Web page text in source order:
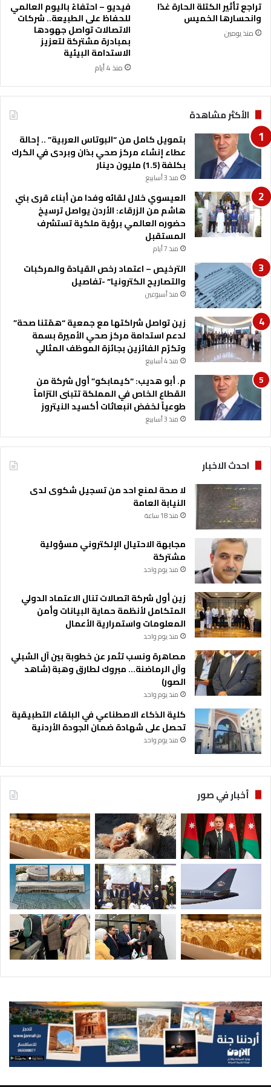
0
2
6
ل
ت
ع
ا
و
ن
م
ع
أ
س
ط
و
ر
ك
ر
ة
ا
ل
ق
د
م
ا
ل
أ
ر
ج
ت
ي
ن
ي
ة
س
ا
ف
ل
ا
ل
ع
م
ا
ل
م
و
ا
ه
ب
ا
ل
ك
ر
و
ي
ة
ش
ا
د
ا
ع
د
س
ة
ح
ب
ر
ا
ص
ا
ل
ث
ن
و
ي
ة
ل
ل
ب
ن
ا
ت
تراجع تأثير الكتلة الحارة غدًا
وانحسارها الخميس
منذ يومين
فيديو – احتفاءً باليوم العالمي
للحفاظ على الطبيعة.. شركات
الاتصالات تواصل جهودها
بمبادرة مشتركة لتعزيز
الاستدامة البيئية
منذ 4 أيام
الأكثر مشاهدة
بتمويل كامل من “البوتاس العربية” .. إحالة
عطاء إنشاء مركز صحي بذان وبردى في الكرك
بكلفة (1.5) مليون دينار
منذ 3 أسابيع
العيسوي خلال لقائه وفدا من أبناء قرى بني
هاشم من الزرقاء: الأردن يواصل ترسيخ
حضوره العالمي برؤية ملكية تستشرف
المستقبل
منذ 7 أيام
الترخيص – اعتماد رخص القيادة والمركبات
والتصاريح الكترونيا” -تفاصيل
منذ أسبوعين
زين تواصل شراكتها مع جمعية “همّتنا صحة”
لدعم استدامة مركز صحي الأميرة بسمة
وتكرّم الفائزين بجائزة الموظف المثالي
منذ 4 أسابيع
م. أبو هديب: “كيمابكو” أول شركة من
القطاع الخاص في المملكة تتبنى التزاماً
طوعياً لخفض انبعاثات أكسيد النيتروز
منذ 3 أسابيع
احدث الاخبار
لا صحة لمنع احد من تسجيل شكوى لدى
النيابة العامة
منذ 18 ساعة
مجابهة الاحتيال الإلكتروني مسؤولية
مشتركة
منذ يوم واحد
زين أول شركة اتصالات تنال الاعتماد الدولي
المتكامل لأنظمة حماية البيانات وأمن
المعلومات واستمرارية الأعمال
منذ يوم واحد
مصاهرة ونسب تثمر عن خطوبة بين آل الشبلي
وآل الرماضنة… مبروك لطارق وهبة (شاهد
الصور)
منذ يوم واحد
كلية الذكاء الاصطناعي في البلقاء التطبيقية
تحصل على شهادة ضمان الجودة الأردنية
منذ يوم واحد
أخبار في صور